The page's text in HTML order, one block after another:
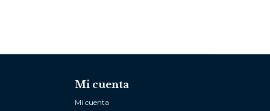
Mi cuenta
Mi cuenta